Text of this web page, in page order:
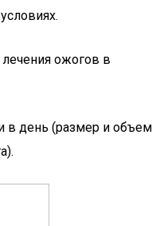
ожогов в
в день (размер и объем